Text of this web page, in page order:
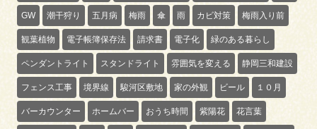
GW 潮干狩り 五月病 梅雨 傘 雨 カビ対策 梅雨入り前
観葉植物 電子帳簿保存法 請求書 電子化 緑のある暮らし
ペンダントライト スタンドライト 雰囲気を変える 静岡三和建設
フェンス工事 境界線 駿河区敷地 家の外観 ビール １０月
バーカウンター ホームバー おうち時間 紫陽花 花言葉